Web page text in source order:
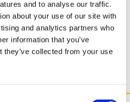
and to analyse our traffic.
about your use of our site with
and analytics partners who
information that you’ve
they’ve collected from your use